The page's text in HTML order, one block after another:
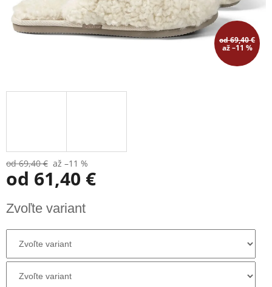
od 69,40 €
až –11 %
od 69,40 € až –11 %
od 61,40 €
cena:
Zvoľte variant